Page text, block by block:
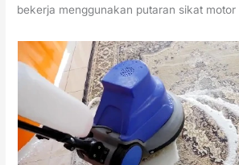
bekerja menggunakan putaran sikat